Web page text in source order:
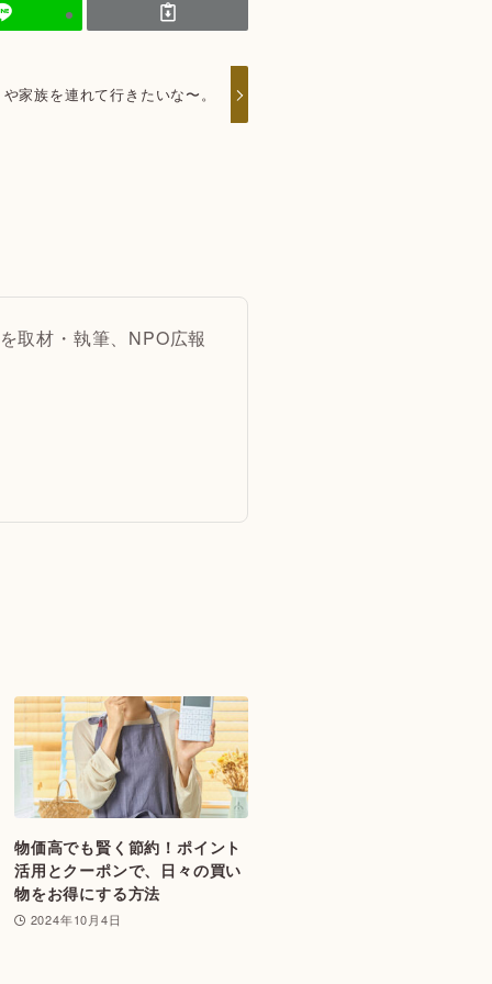
家族を連れて行きたいな〜。
取材・執筆、NPO広報
物価高でも賢く節約！ポイント
活用とクーポンで、日々の買い
物をお得にする方法
2024年10月4日